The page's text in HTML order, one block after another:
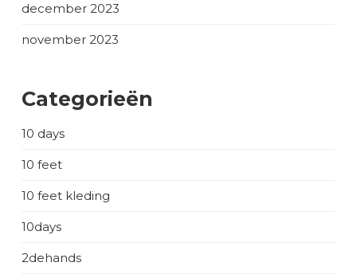
december 2023
november 2023
Categorieën
10 days
10 feet
10 feet kleding
10days
2dehands